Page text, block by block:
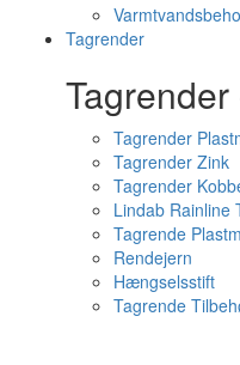
Tagrender
Tagrender
Tagrender Zink
Tagrender
Lindab Rainline
Tagrende
Rendejern
Hængselsstift
Tagrende